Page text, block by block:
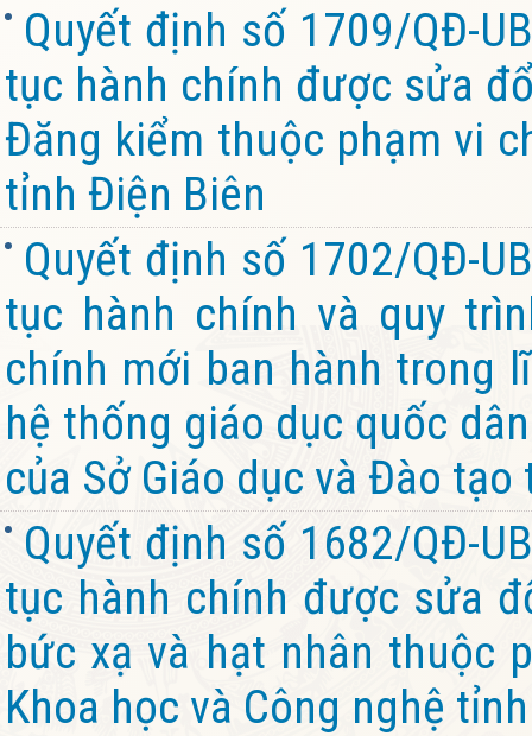
Quyết định số 1709/QĐ-
tục hành chính được sửa
Đăng kiểm thuộc phạm vi
tỉnh Điện Biên
Quyết định số 1702/QĐ-
tục hành chính và quy
chính mới ban hành trong
hệ thống giáo dục quốc
của Sở Giáo dục và Đào
Quyết định số 1682/QĐ-
tục hành chính được sửa
bức xạ và hạt nhân thuộc
Khoa học và Công nghệ